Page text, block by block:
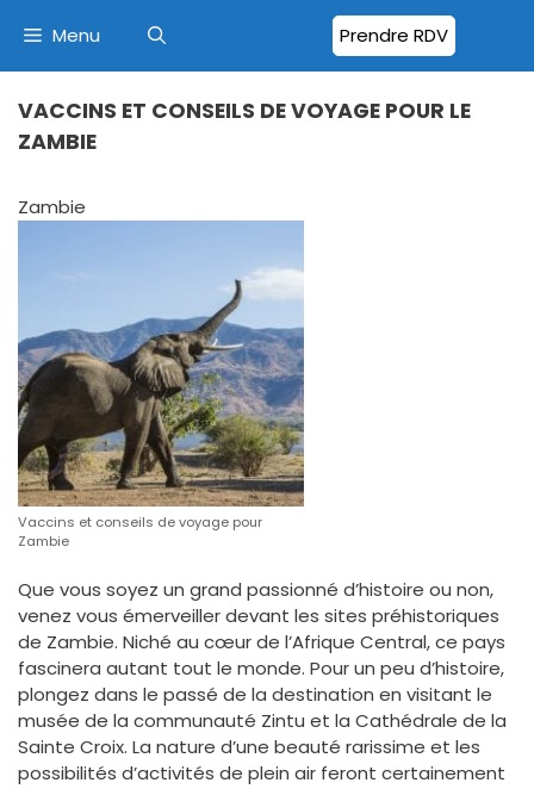
Prendre RDV
Menu
VACCINS ET CONSEILS DE VOYAGE POUR LE
ZAMBIE
Zambie
Vaccins et conseils de voyage pour
Zambie
Que vous soyez un grand passionné d’histoire ou non,
venez vous émerveiller devant les sites préhistoriques
de Zambie. Niché au cœur de l’Afrique Central, ce pays
fascinera autant tout le monde. Pour un peu d’histoire,
plongez dans le passé de la destination en visitant le
musée de la communauté Zintu et la Cathédrale de la
Sainte Croix. La nature d’une beauté rarissime et les
possibilités d’activités de plein air feront certainement